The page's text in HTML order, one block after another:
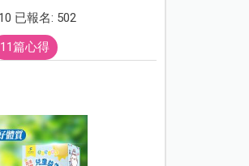
已報名: 502
11篇心得